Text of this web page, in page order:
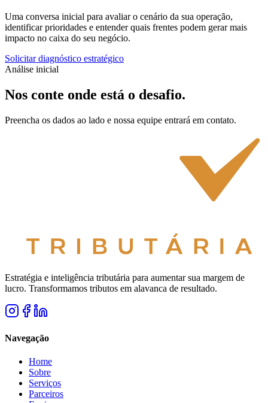
Uma conversa inicial para avaliar o cenário da sua operação,
identificar prioridades e entender quais frentes podem gerar mais
impacto no caixa do seu negócio.
Solicitar diagnóstico estratégico
Análise inicial
Nos conte onde está o desafio.
Preencha os dados ao lado e nossa equipe entrará em contato.
Estratégia e inteligência tributária para aumentar sua margem de
lucro. Transformamos tributos em alavanca de resultado.
Navegação
Home
Sobre
Serviços
Parceiros